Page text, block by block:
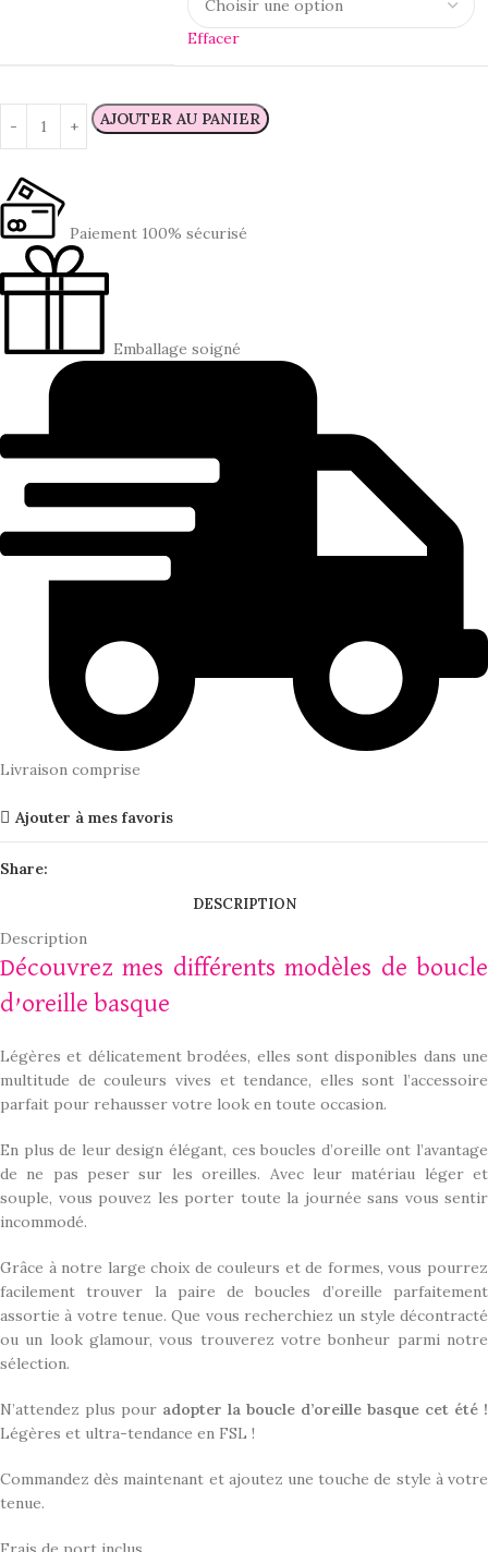
Effacer
AJOUTER AU PANIER
Paiement 100% sécurisé
Emballage soigné
Livraison comprise
Ajouter à mes favoris
Share:
DESCRIPTION
Description
Découvrez mes différents modèles de boucle
d’oreille basque
Légères et délicatement brodées, elles sont disponibles dans une
multitude de couleurs vives et tendance, elles sont l’accessoire
parfait pour rehausser votre look en toute occasion.
En plus de leur design élégant, ces boucles d’oreille ont l’avantage
de ne pas peser sur les oreilles. Avec leur matériau léger et
souple, vous pouvez les porter toute la journée sans vous sentir
incommodé.
Grâce à notre large choix de couleurs et de formes, vous pourrez
facilement trouver la paire de boucles d’oreille parfaitement
assortie à votre tenue. Que vous recherchiez un style décontracté
ou un look glamour, vous trouverez votre bonheur parmi notre
sélection.
N’attendez plus pour adopter la boucle d’oreille basque cet été !
Légères et ultra-tendance en FSL !
Commandez dès maintenant et ajoutez une touche de style à votre
tenue.